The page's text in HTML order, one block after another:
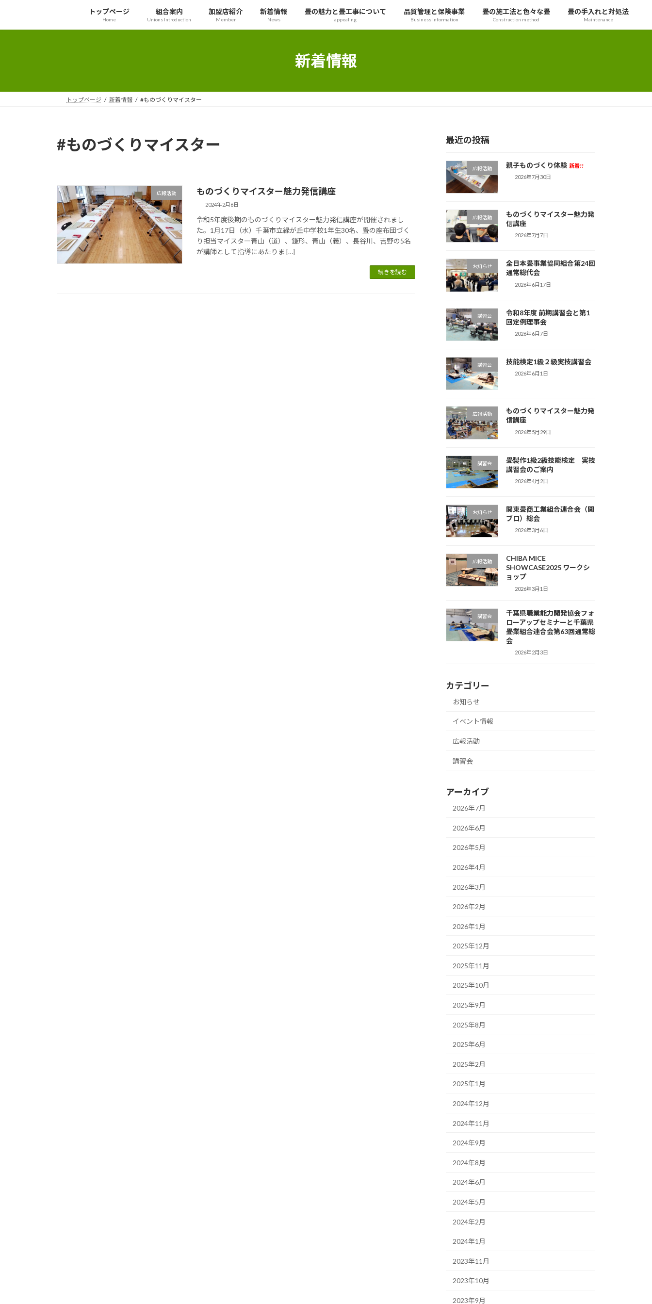
テ
ゲ
トップページ
Home
組合案内
Unions Introduction
加盟店紹介
Member
新着情報
News
畳の魅力と畳工事について
appealing
品質管理と保険事業
Business Information
畳の施工法と色々な畳
Construction method
畳の手入れと対処法
Maintenance
新着情報
トップページ 新着情報 #ものづくりマイスター
#ものづくりマイスター
広報活動 ものづくりマイスター魅力発信講座
2024年2月6日
令和5年度後期のものづくりマイスター魅力発信講座が開催されまし
た。1月17日（水）千葉市立緑が丘中学校1年生30名、畳の座布団づく
り担当マイスター青山（道）、鎌形、青山（義）、長谷川、吉野の5名
が講師として指導にあたりま […]
続きを読む
最近の投稿
広報活動 親子ものづくり体験 新着!!
2026年7月30日
広報活動
ものづくりマイスター魅力発
信講座
2026年7月7日
お知らせ
全日本畳事業協同組合第24回
通常総代会
2026年6月17日
講習会
令和8年度 前期講習会と第1
回定例理事会
2026年6月7日
講習会 技能検定1級２級実技講習会
2026年6月1日
広報活動
ものづくりマイスター魅力発
信講座
2026年5月29日
講習会
畳製作1級2級技能検定 実技
講習会のご案内
2026年4月2日
お知らせ
関東畳商工業組合連合会（関
ブロ）総会
2026年3月6日
広報活動
CHIBA MICE
SHOWCASE2025 ワークシ
ョップ
2026年3月1日
講習会
千葉県職業能力開発協会フォ
ローアップセミナーと千葉県
畳業組合連合会第63回通常総
会
2026年2月3日
カテゴリー
お知らせ
イベント情報
広報活動
講習会
アーカイブ
2026年7月
2026年6月
2026年5月
2026年4月
2026年3月
2026年2月
2026年1月
2025年12月
2025年11月
2025年10月
2025年9月
2025年8月
2025年6月
2025年2月
2025年1月
2024年12月
2024年11月
2024年9月
2024年8月
2024年6月
2024年5月
2024年2月
2024年1月
2023年11月
2023年10月
2023年9月